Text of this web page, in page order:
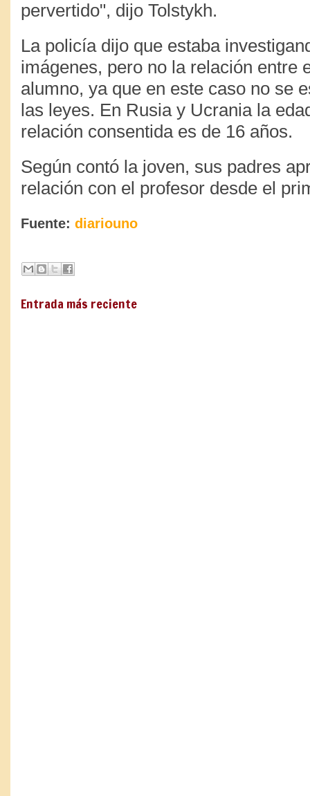
pervertido", dijo Tolstykh.
La policía dijo que estaba
imágenes, pero no la relación entre
alumno, ya que en este caso no se
las leyes. En Rusia y Ucrania la
relación consentida es de 16 años.
Según contó la joven, sus padres
relación con el profesor desde el
Fuente: diariouno
Entrada más reciente